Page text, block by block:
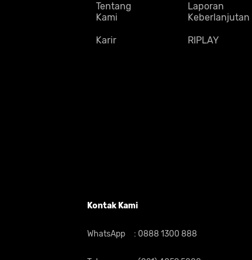
Tentang
Kami
Karir
Laporan
Keberlanjutan
RIPLAY
Kontak Kami
WhatsApp : 0888 1300 888